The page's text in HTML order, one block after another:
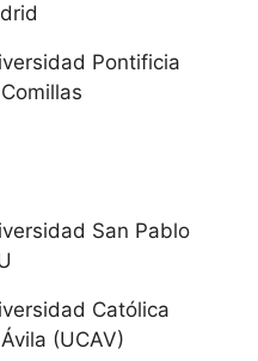
de
Ávila
Pontificia
San Pablo
Católica
(UCAV)